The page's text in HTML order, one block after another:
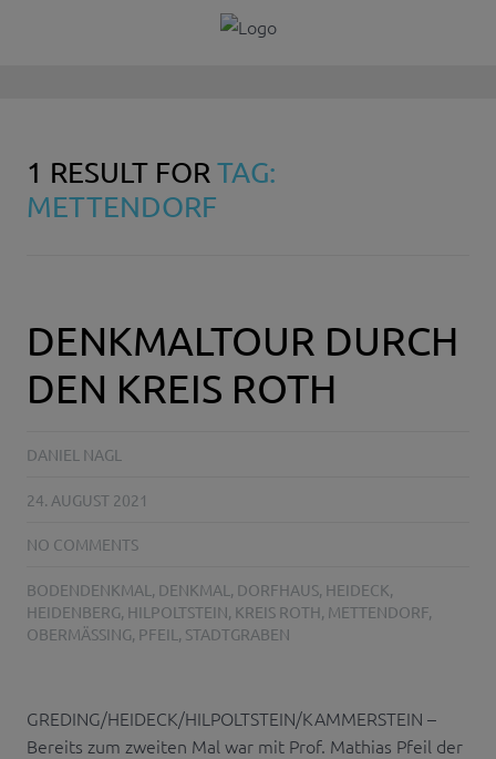
1 RESULT FORTAG:
METTENDORF
DENKMALTOUR DURCH
DEN KREIS ROTH
DANIEL NAGL
24. AUGUST 2021
NO COMMENTS
BODENDENKMAL , DENKMAL , DORFHAUS, HEIDECK,
HEIDENBERG, HILPOLTSTEIN, KREIS ROTH, METTENDORF,
OBERMÄSSING, PFEIL , STADTGRABEN
GREDING/HEIDECK/HILPOLTSTEIN/KAMMERSTEIN –
Bereits zum zweiten Mal war mit Prof. Mathias Pfeil der